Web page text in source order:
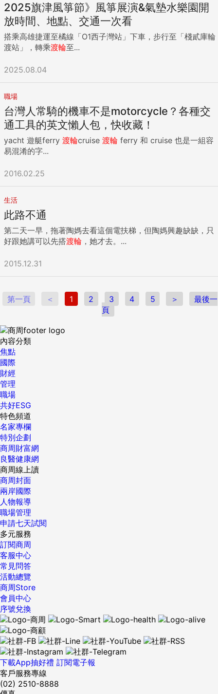
2025旗津風箏節》風箏展演&氣墊水樂園開
放時間、地點、交通一次看
搭乘高雄捷運至橘線「O1西子灣站」下車，步行至「棧貳庫輪
渡站」，轉乘渡輪至...
2025.08.04
職場
台灣人常騎的機車不是motorcycle？各種交
通工具的英文懶人包，快收藏！
yacht 遊艇ferry 渡輪cruise 渡輪
易混淆的字...
2016.02.25
生活
此路不通
第二天一早，拖著陶媽去看這個電扶梯，但陶媽興趣缺缺，只
好跟她講可以先搭渡輪 ，她才去。...
2015.12.31
第一頁 ＜ 1 2 3 4 5 ＞
最後一
頁
內容分類
焦點
國際
財經
管理
職場
共好ESG
特色頻道
名家專欄
特別企劃
商周財富網
良醫健康網
商周線上讀
商周封面
兩岸國際
人物報導
職場管理
申請七天試閱
多元服務
訂閱商周
客服中心
常見問答
活動總覽
商周Store
會員中心
序號兌換
下載App抽好禮 訂閱電子報
客戶服務專線
(02) 2510-8888